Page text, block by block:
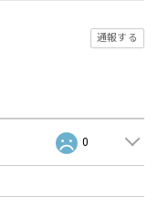
通報する
0